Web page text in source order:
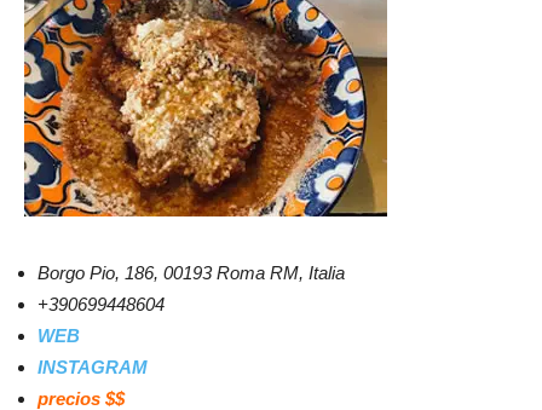
Borgo Pio, 186, 00193 Roma RM, Italia
+390699448604
WEB
INSTAGRAM
precios $$